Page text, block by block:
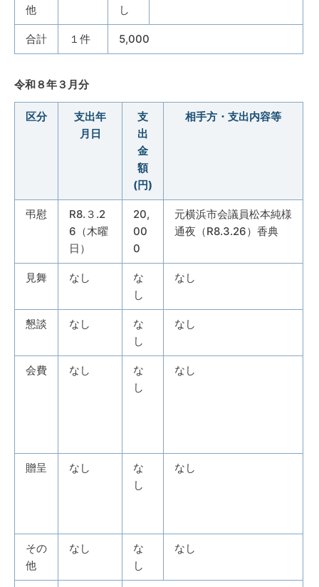
他
し
合計 １件 5,000
令和８年３月分
区分
支出年
月日
支
出
金
額
(円)
相手方・支出内容等
弔慰
R8.３.2
6（木曜
日）
20,
00
0
元横浜市会議員松本純様
通夜（R8.3.26）香典
見舞 なし
な
し
なし
懇談 なし
な
し
なし
会費 なし
な
し
なし
贈呈 なし
な
し
なし
その
他
なし
な
し
なし